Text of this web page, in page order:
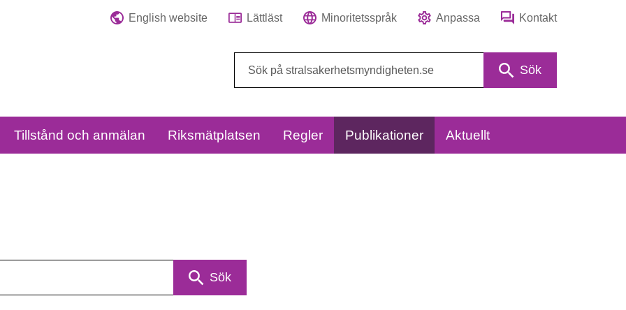
English website Lättläst Minoritetsspråk Anpassa Kontakt
Sök
Tillstånd och anmälan Riksmätplatsen Regler Publikationer Aktuellt
Sök